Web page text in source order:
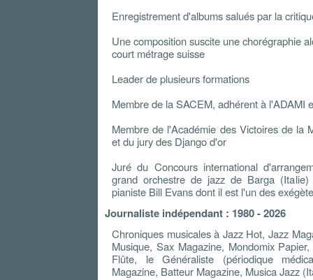
Enregistrement d'albums salués par la
Une composition suscite une chorégraphie
court métrage suisse
Leader de plusieurs formations
Membre de la SACEM, adhérent à l'ADAMI
Membre de l'Académie des Victoires de la
et du jury des Django d'or
Juré du Concours international
grand orchestre de jazz de Barga
pianiste Bill Evans dont il est l'un des
Journaliste indépendant : 1980 - 2026
Chroniques musicales à Jazz Hot, Jazz
Musique, Sax Magazine, Mondomix
Flûte, le Généraliste (périodique
Magazine, Batteur Magazine, Musica Jazz